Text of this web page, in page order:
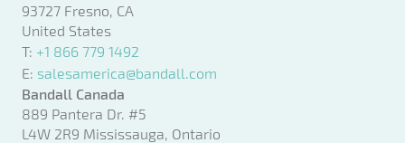
93727 Fresno, CA
United States
T: +1 866 779 1492
E: salesamerica@bandall.com
Bandall Canada
889 Pantera Dr. #5
L4W 2R9 Mississauga, Ontario